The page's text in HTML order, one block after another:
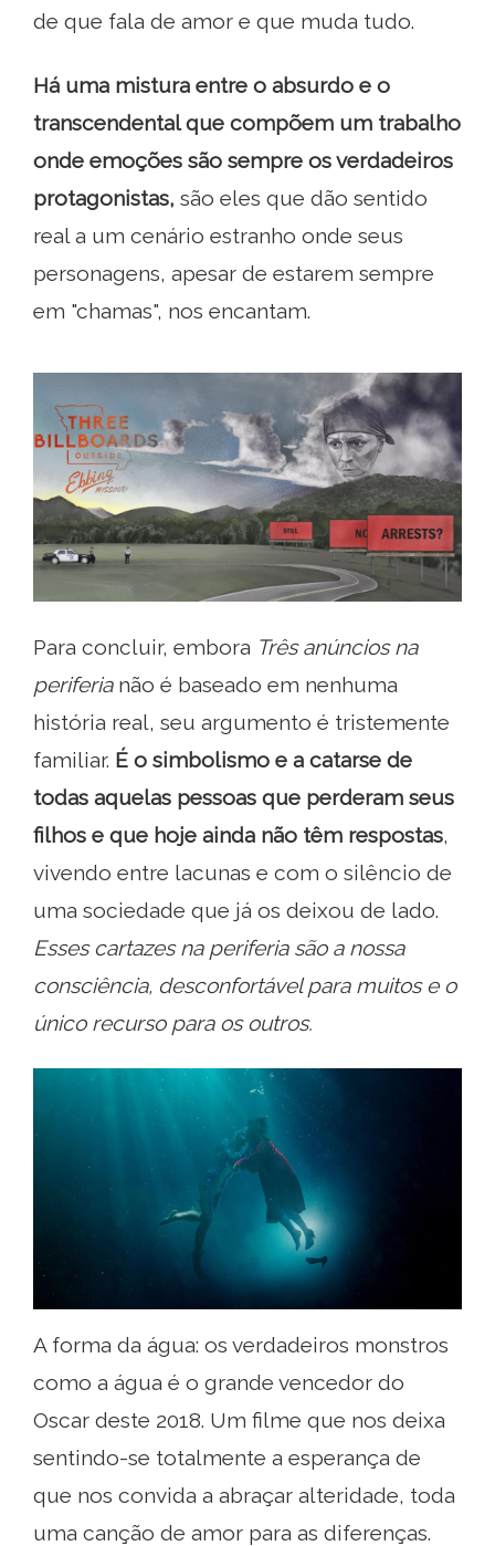
de que fala de amor e que muda tudo.
Há uma mistura entre o absurdo e o
transcendental que compõem um trabalho
onde emoções são sempre os verdadeiros
protagonistas, são eles que dão sentido
real a um cenário estranho onde seus
personagens, apesar de estarem sempre
em "chamas", nos encantam.
Para concluir, embora Três anúncios na
periferianão é baseado em nenhuma
história real, seu argumento é tristemente
familiar. É o simbolismo e a catarse de
todas aquelas pessoas que perderam seus
filhos e que hoje ainda não têm respostas,
vivendo entre lacunas e com o silêncio de
uma sociedade que já os deixou de lado.
Esses cartazes na periferia são a nossa
consciência, desconfortável para muitos e o
único recurso para os outros.
A forma da água: os verdadeiros monstros
como a água é o grande vencedor do
Oscar deste 2018. Um filme que nos deixa
sentindo-se totalmente a esperança de
que nos convida a abraçar alteridade, toda
uma canção de amor para as diferenças.